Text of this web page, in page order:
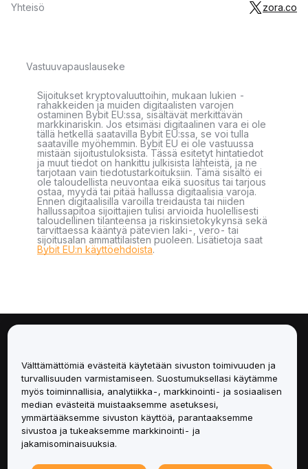
Yhteisö
zora.co
Vastuuvapauslauseke
Sijoitukset kryptovaluuttoihin, mukaan lukien -
rahakkeiden ja muiden digitaalisten varojen
ostaminen Bybit EU:ssa, sisältävät merkittävän
markkinariskin. Jos etsimäsi digitaalinen vara ei ole
tällä hetkellä saatavilla Bybit EU:ssa, se voi tulla
saataville myöhemmin. Bybit EU ei ole vastuussa
mistään sijoitustuloksista. Tässä esitetyt hintatiedot
ja muut tiedot on hankittu julkisista lähteistä, ja ne
tarjotaan vain tiedotustarkoituksiin. Tämä sisältö ei
ole taloudellista neuvontaa eikä suositus tai tarjous
ostaa, myydä tai pitää hallussa digitaalisia varoja.
Ennen digitaalisilla varoilla treidausta tai niiden
hallussapitoa sijoittajien tulisi arvioida huolellisesti
taloudellinen tilanteensa ja riskinsietokykynsä sekä
tarvittaessa kääntyä pätevien laki-, vero- tai
sijoitusalan ammattilaisten puoleen. Lisätietoja saat
Bybit EU:n käyttöehdoista.
Palvelut
Tuki
Tuotteet
Välttämättömiä evästeitä käytetään sivuston toimivuuden ja
turvallisuuden varmistamiseen. Suostumuksellasi käytämme
myös toiminnallisia, analytiikka-, markkinointi- ja sosiaalisen
median evästeitä muistaaksemme asetuksesi,
ymmärtääksemme sivuston käyttöä, parantaaksemme
sivustoa ja tukeaksemme markkinointi- ja
jakamisominaisuuksia.